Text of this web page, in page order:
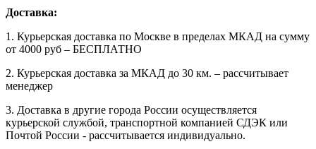
Доставка:
1. Курьерская доставка по Москве в пределах МКАД на сумму
от 4000 руб – БЕСПЛАТНО
2. Курьерская доставка за МКАД до 30 км. – рассчитывает
менеджер
3. Доставка в другие города России осуществляется
курьерской службой, транспортной компанией СДЭК или
Почтой России - рассчитывается индивидуально.